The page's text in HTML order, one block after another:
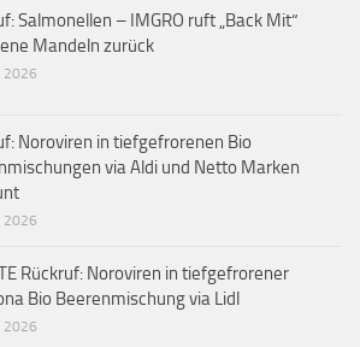
Salmonellen – IMGRO ruft „Back Mit“
Mandeln zurück
2026
Noroviren in tiefgefrorenen Bio
via Aldi und Netto Marken
2026
Rückruf: Noroviren in tiefgefrorener
Bio Beerenmischung via Lidl
2026